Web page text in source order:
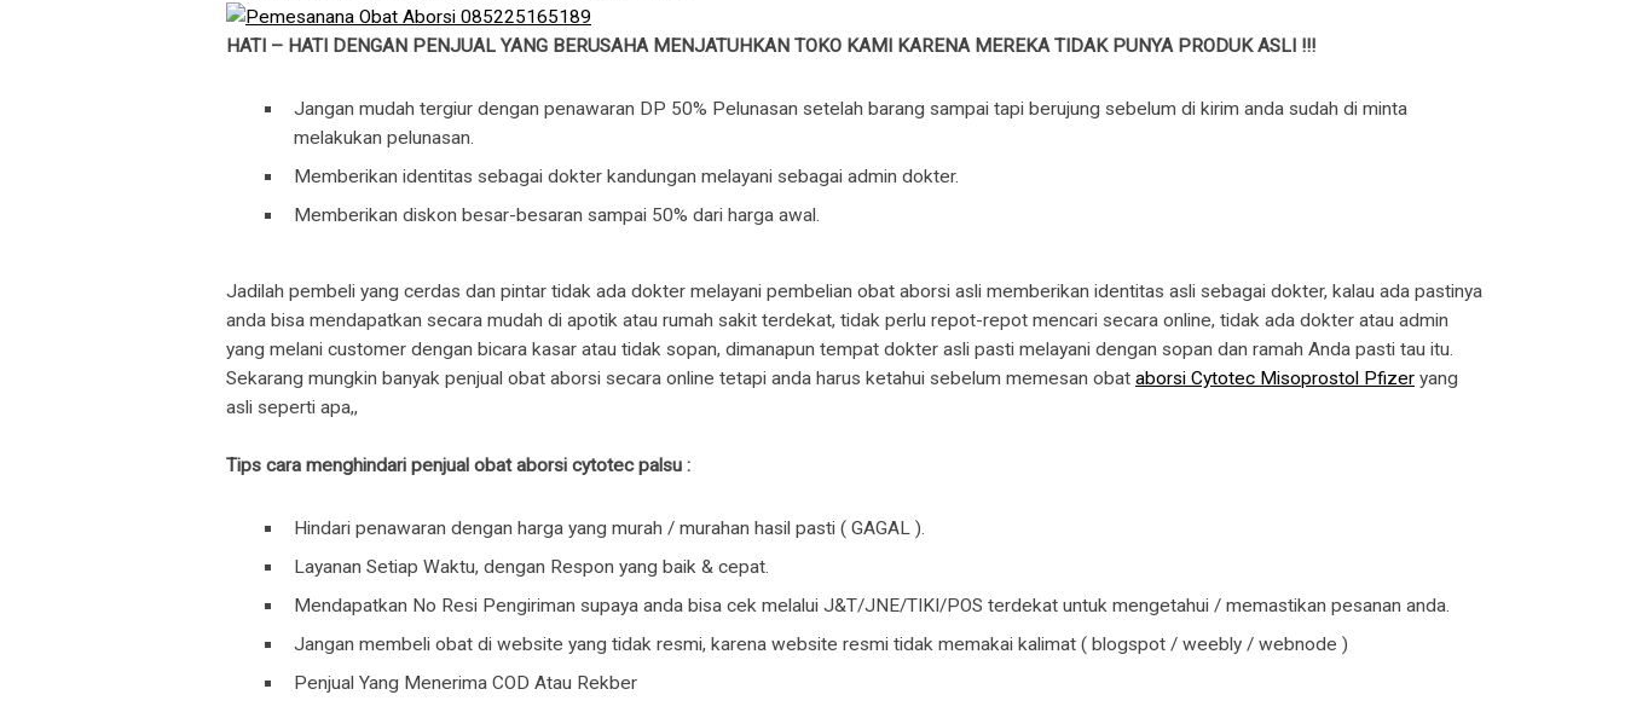
HATI – HATI DENGAN PENJUAL YANG BERUSAHA MENJATUHKAN TOKO KAMI KARENA MEREKA TIDAK PUNYA PRODUK ASLI !!!
Jangan mudah tergiur dengan penawaran DP 50% Pelunasan setelah barang sampai tapi berujung sebelum di kirim anda sudah di minta
melakukan pelunasan.
Memberikan identitas sebagai dokter kandungan melayani sebagai admin dokter.
Memberikan diskon besar-besaran sampai 50% dari harga awal.
Jadilah pembeli yang cerdas dan pintar tidak ada dokter melayani pembelian obat aborsi asli memberikan identitas asli sebagai dokter, kalau ada pastinya
anda bisa mendapatkan secara mudah di apotik atau rumah sakit terdekat, tidak perlu repot-repot mencari secara online, tidak ada dokter atau admin
yang melani customer dengan bicara kasar atau tidak sopan, dimanapun tempat dokter asli pasti melayani dengan sopan dan ramah Anda pasti tau itu.
Sekarang mungkin banyak penjual obat aborsi secara online tetapi anda harus ketahui sebelum memesan obat aborsi Cytotec Misoprostol Pfizer yang
asli seperti apa,,
Tips cara menghindari penjual obat aborsi cytotec palsu :
Hindari penawaran dengan harga yang murah / murahan hasil pasti ( GAGAL ).
Layanan Setiap Waktu, dengan Respon yang baik & cepat.
Mendapatkan No Resi Pengiriman supaya anda bisa cek melalui J&T/JNE/TIKI/POS terdekat untuk mengetahui / memastikan pesanan anda.
Jangan membeli obat di website yang tidak resmi, karena website resmi tidak memakai kalimat ( blogspot / weebly / webnode )
Penjual Yang Menerima COD Atau Rekber